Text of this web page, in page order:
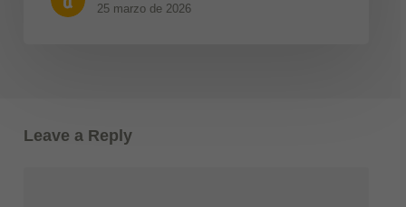
25 marzo de 2026
Leave a Reply